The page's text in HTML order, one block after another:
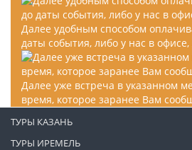
Далее удобным способом
даты события, либо у нас в
Далее уже встреча в указанном
время, которое заранее Вам
ТУРЫ КАЗАНЬ
ТУРЫ ИРЕМЕЛЬ